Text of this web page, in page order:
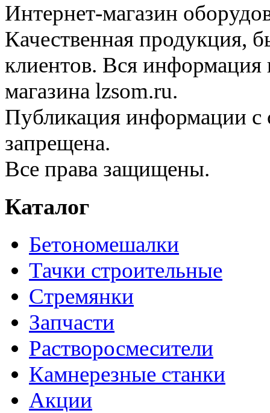
Интернет-магазин
Качественная продукция,
клиентов. Вся информация
магазина lzsom.ru.
Публикация информации с
запрещена.
Все права защищены.
Каталог
Бетономешалки
Тачки строительные
Стремянки
Запчасти
Растворосмесители
Камнерезные станки
Акции